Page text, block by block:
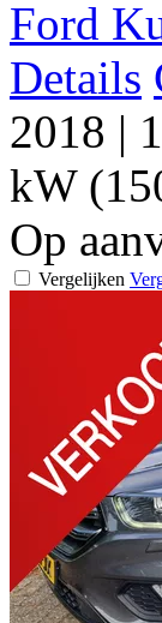
Ford
Details
2018 |
kW
Op
Vergelijken